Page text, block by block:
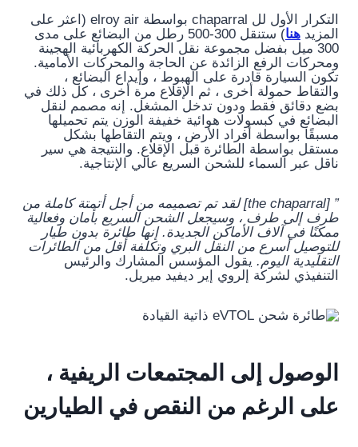
التكرار الأول لل chaparral بواسطة elroy air (اعثر على
المزيد هنا
) ستنقل 300-500 رطل من البضائع على مدى
300 ميل بفضل مجموعة نقل الحركة الكهربائية الهجينة
ومحركات الرفع الزائدة عن الحاجة والمحركات الأمامية.
تكون السيارة قادرة على الهبوط ، وإيداع البضائع ،
والتقاط حمولة أخرى ، ثم الإقلاع مرة أخرى ، كل ذلك في
بضع دقائق فقط ودون تدخل المشغل. إنه مصمم لنقل
البضائع في كبسولات هوائية خفيفة الوزن يتم تحميلها
مسبقًا بواسطة أفراد الأرض ، ويتم التقاطها بشكل
مستقل بواسطة الطائرة قبل الإقلاع. والنتيجة هي سير
ناقل عبر السماء للشحن السريع عالي الإنتاجية.
” [the chaparral] لقد تم تصميمه من أجل أتمتة كاملة من
طرف إلى طرف ، وسيجعل الشحن السريع بأمان وفعالية
ممكنًا في آلاف الأماكن الجديدة. إنها طائرة بدون طيار
للتوصيل أسرع من النقل البري وتكلفة أقل من الطائرات
التقليدية اليوم. يقول المؤسس المشارك والرئيس
التنفيذي لشركة إلروي إير ديفيد ميريل.
الوصول إلى المجتمعات الريفية ،
على الرغم من النقص في الطيارين